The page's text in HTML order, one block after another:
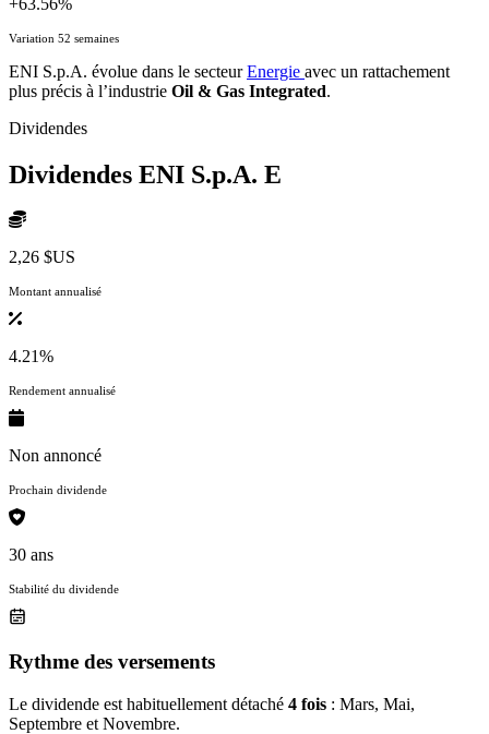
Variation 52 semaines
ENI S.p.A. évolue dans le secteurEnergie avec un rattachement
plus précis à l’industrie Oil & Gas Integrated.
Dividendes
Dividendes ENI S.p.A. E
2,26 $US
Montant annualisé
4.21%
Rendement annualisé
Non annoncé
Prochain dividende
30 ans
Stabilité du dividende
Rythme des versements
Le dividende est habituellement détaché 4 fois : Mars, Mai,
Septembre et Novembre.